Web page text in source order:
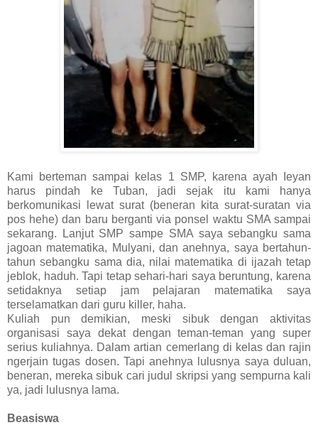
Kami berteman sampai kelas 1 SMP, karena ayah Ieyan
harus pindah ke Tuban, jadi sejak itu kami hanya
berkomunikasi lewat surat (beneran kita surat-suratan via
pos hehe) dan baru berganti via ponsel waktu SMA sampai
sekarang. Lanjut SMP sampe SMA saya sebangku sama
jagoan matematika, Mulyani, dan anehnya, saya bertahun-
tahun sebangku sama dia, nilai matematika di ijazah tetap
jeblok, haduh. Tapi tetap sehari-hari saya beruntung, karena
setidaknya setiap jam pelajaran matematika saya
terselamatkan dari guru killer, haha.
Kuliah pun demikian, meski sibuk dengan aktivitas
organisasi saya dekat dengan teman-teman yang super
serius kuliahnya. Dalam artian cemerlang di kelas dan rajin
ngerjain tugas dosen. Tapi anehnya lulusnya saya duluan,
beneran, mereka sibuk cari judul skripsi yang sempurna kali
ya, jadi lulusnya lama.
Beasiswa